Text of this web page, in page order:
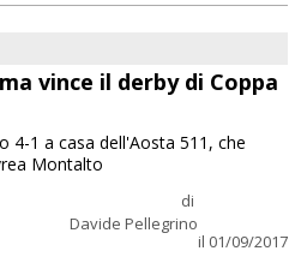
vince il derby di Coppa
di
Davide Pellegrino
il 01/09/2017
4-1 a casa dell'Aosta 511, che
Montalto